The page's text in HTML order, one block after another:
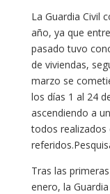
La Guardia Civil
año, ya que
pasado tuvo
de viviendas,
marzo se
los días 1 al 24
ascendiendo a
todos realizados
Tras las
enero, la